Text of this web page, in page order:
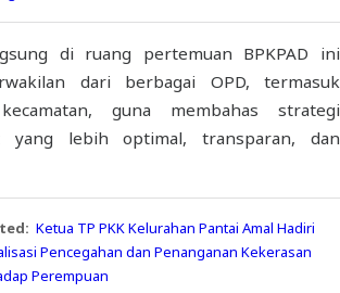
di ruang pertemuan BPKPAD ini
dari berbagai OPD, termasuk
guna membahas strategi
yang lebih optimal, transparan, dan
Ketua TP PKK Kelurahan Pantai Amal Hadiri
Pencegahan dan Penanganan Kekerasan
Perempuan